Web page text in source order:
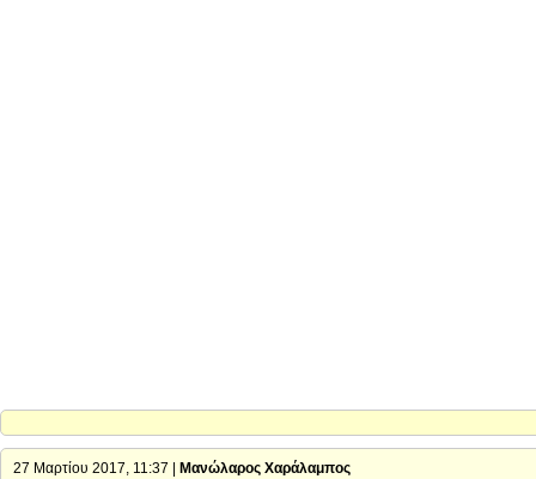
27 Μαρτίου 2017, 11:37 | Μανώλαρος Χαράλαμπος